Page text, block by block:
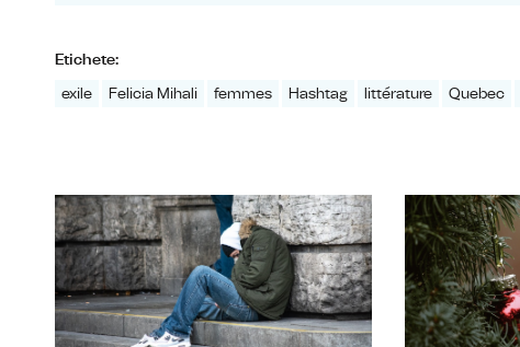
Etichete:
exile Felicia Mihali femmes Hashtag littérature Quebec